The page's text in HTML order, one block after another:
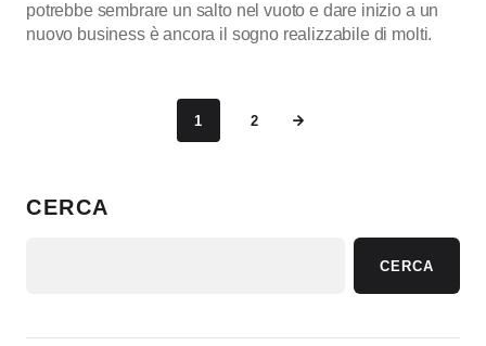
potrebbe sembrare un salto nel vuoto e dare inizio a un
nuovo business è ancora il sogno realizzabile di molti.
1 2
CERCA
CERCA